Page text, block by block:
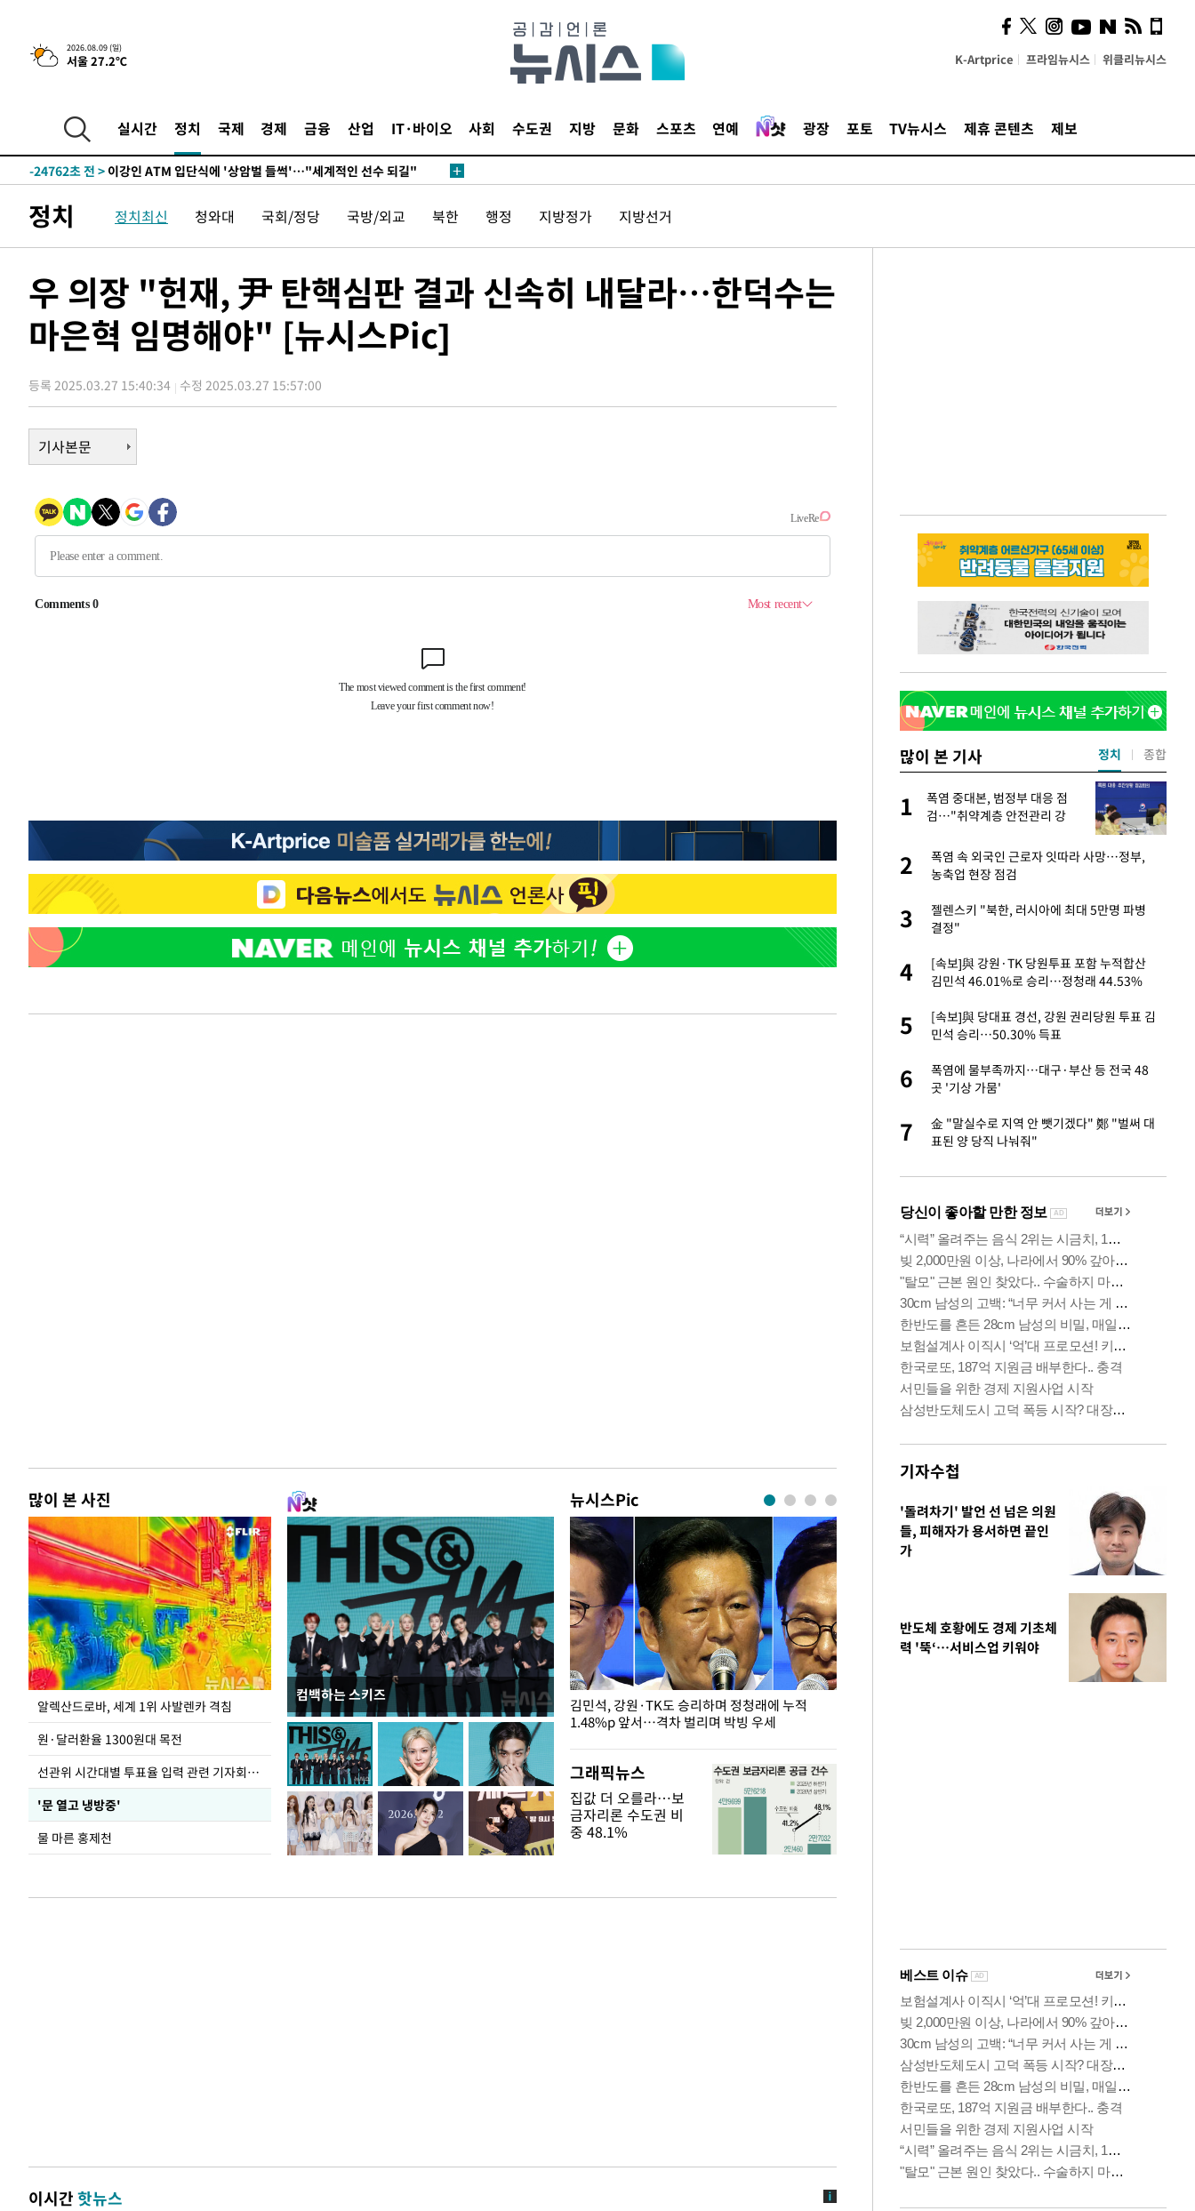
2026.08.09 (일)
서울 27.2℃ K-Artprice 프라임뉴시스 위클리뉴시스
실시간 정치 국제 경제 금융 산업 IT·바이오 사회 수도권 지방 문화 스포츠 연예 광장 포토 TV뉴시스 제휴 콘텐츠 제보
3시간 전 >콜롬비아 신임 우파 대통령 취임 하루만에 차량폭탄 폭발 사건
-30102초 전 >
[속보]'AT마드리드 7번' 이강인, 맨시티 상대로 비공식 데뷔전
-28166초 전 >
-24762초 전 > 이강인 ATM 입단식에 '상암벌 들썩'…"세계적인 선수 되길"
-21104초 전 >
AT마드리드 데뷔 앞둔 이강인, 맨시티전 선발 대신 '벤치 시작'
-19734초 전 >[속보]與 강원·TK 당원투표 합산 김민석 48.54%로 승리…정청래
44.53%
-18908초 전 >[속보]與전대 권리당원투표…강원·경북 김민석, 대구 정청래 승리
-18715초 전 >[속보]與 당대표 경선, 경북 권리당원 투표 김민석 47.37%·정청래
45.71%
-18617초 전 >[속보]與 당대표 경선, 대구 권리당원 투표 정청래 47.82%·김민석
득표
-16332초 전 >"일본축구협회, 대한축구협회 성 접대 의혹 심판 조사"
상-4339초 전 >
"얼마나 더웠으면"…안동 물길공원서 헤엄친 구렁이 '소동'
-4266초 전 >손흥민, 68분 뛰고 2경기 침묵…LAFC, 톨루카에 1-0 승리(종합)
-3538초 전 > '2경기 연속 침묵' 손흥민, 톨루카전 68분만 뛰고 슈팅 0개
-2290초 전 >이강인, 오늘 서울서 AT마드리드 입단식…'전례 없는 특급대우'
태풍 돌핀, 중 저장성 타이저우시 해안에 상륙 (1보)
-18715초 전 >[속보]與 당대표 경선, 경북 권리당원 투표 김민석 47.37%·정청래
45.71%
-18617초 전 >
[속보]與 당대표 경선, 대구 권리당원 투표 정청래 47.82%·김민석
46.35%
득표
-16332초 전 > "일본축구협회, 대한축구협회 성 접대 의혹 심판 조사"
-8974초 전 >[속보]장은수, KLPGA 제주삼다수 역전 우승…데뷔 10년 차에 첫 정
상
-4339초 전 >
"얼마나 더웠으면"…안동 물길공원서 헤엄친 구렁이 '소동'
-4266초 전 >손흥민, 68분 뛰고 2경기 침묵…LAFC, 톨루카에 1-0 승리(종합)
-2290초 전 >이강인, 오늘 서울서 AT마드리드 입단식…'전례 없는 특급대우'
정치 정치최신 청와대 국회/정당 국방/외교 북한 행정 지방정가 지방선거
우 의장 "헌재, 尹 탄핵심판 결과 신속히 내달라…한덕수는
마은혁 임명해야" [뉴시스Pic]
등록 2025.03.27 15:40:34 수정 2025.03.27 15:57:00
기사본문
많이 본 사진
알렉산드로바, 세계 1위 사발렌카 격침
원·달러환율 1300원대 목전
선관위 시간대별 투표율 입력 관련 기자회견하는 주진우 의원
'문 열고 냉방중'
물 마른 홍제천
컴백하는 스키즈
뉴시스Pic
극한 폭염에 바닥 드러난 홍제천…물고기 떼죽음
도
김민석, 강원·TK도 승리하며 정청래에 누적
1.48%p 앞서…격차 벌리며 박빙 우세
그래픽뉴스
집값 더 오를라…보
금자리론 수도권 비
중 48.1%
이시간핫뉴스
많이 본 기사
2
LAFC 손흥민, 리그스컵 톨루카전 선발 출
격…득점포 재가동 도전
3
이강인, 오늘 서울서 AT마드리드 입단
식…'전례 없는 특급대우'
4
제니, 동거 여부 물음에 "여기까지만 하자"
5
'여긴 20도, 저긴 50도'…열화상 카메라로 본
1
폭염 중대본, 범정부 대응 점
검…"취약계층 안전관리 강
2
폭염 속 외국인 근로자 잇따라 사망…정부,
농축업 현장 점검
3
젤렌스키 "북한, 러시아에 최대 5만명 파병
결정"
4
[속보]與 강원·TK 당원투표 포함 누적합산
김민석 46.01%로 승리…정청래 44.53%
5
[속보]與 당대표 경선, 강원 권리당원 투표 김
민석 승리…50.30% 득표
6
폭염에 물부족까지…대구·부산 등 전국 48
곳 '기상 가뭄'
7
金 "말실수로 지역 안 뺏기겠다" 鄭 "벌써 대
표된 양 당직 나눠줘"
정치 종합
기자수첩
'돌려차기' 발언 선 넘은 의원
들, 피해자가 용서하면 끝인
가
반도체 호황에도 경제 기초체
력 '뚝‘…서비스업 키워야